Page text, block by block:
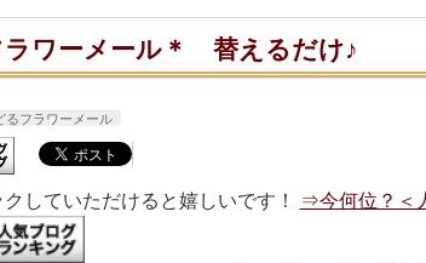
ラワーメール＊ 替えるだけ♪
るフラワーメール
していただけると嬉しいです！ ⇒今何位？＜